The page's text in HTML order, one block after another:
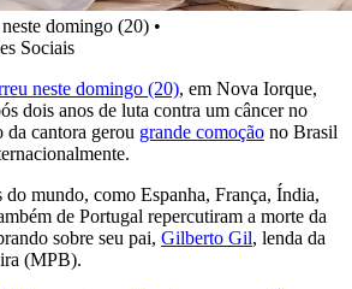
domingo (20) •
Sociais
neste domingo (20), em Nova Iorque,
dois anos de luta contra um câncer no
cantora gerou grande comoção no Brasil
do mundo, como Espanha, França, Índia,
de Portugal repercutiram a morte da
sobre seu pai, Gilberto Gil, lenda da
(MPB).